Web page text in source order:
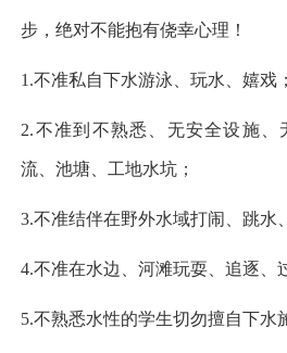
步，绝对不能抱有侥幸心理！
1.不准私自下水游泳、玩水、嬉戏；
2.不准到不熟悉、无安全设施、
流、池塘、工地水坑；
3.不准结伴在野外水域打闹、跳水
4.不准在水边、河滩玩耍、追逐、
5.不熟悉水性的学生切勿擅自下水